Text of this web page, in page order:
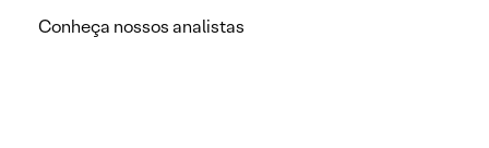
Conheça nossos analistas